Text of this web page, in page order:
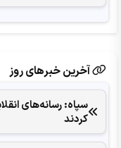
آخرین خبرهای روز
سپاه: رسانه‌های
کردند